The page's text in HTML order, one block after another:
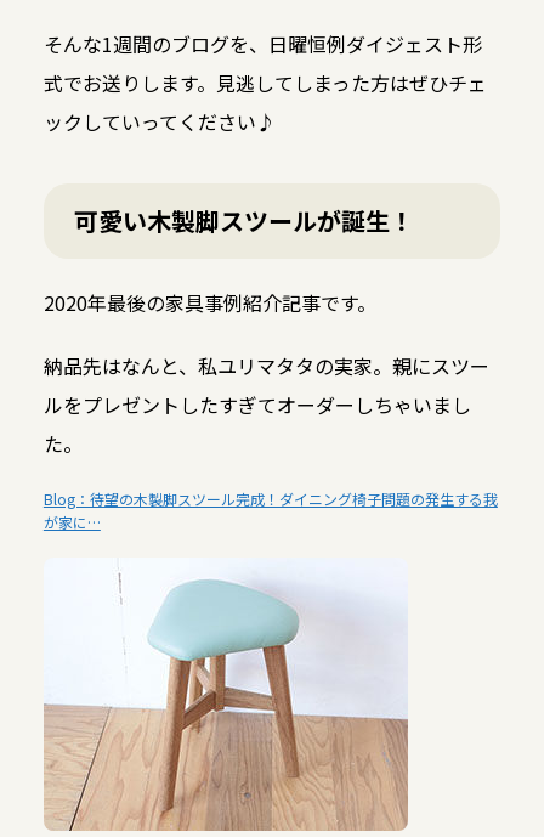
そんな1週間のブログを、日曜恒例ダイジェスト形
式でお送りします。見逃してしまった方はぜひチェ
ックしていってください♪
可愛い木製脚スツールが誕生！
2020年最後の家具事例紹介記事です。
納品先はなんと、私ユリマタタの実家。親にスツー
ルをプレゼントしたすぎてオーダーしちゃいまし
た。
Blog：待望の木製脚スツール完成！ダイニング椅子問題の発生する我
が家に…